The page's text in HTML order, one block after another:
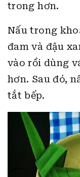
trong hơn.
Nấu trong
đam và đậu
vào rồi dùng
hơn. Sau đó,
tắt bếp.